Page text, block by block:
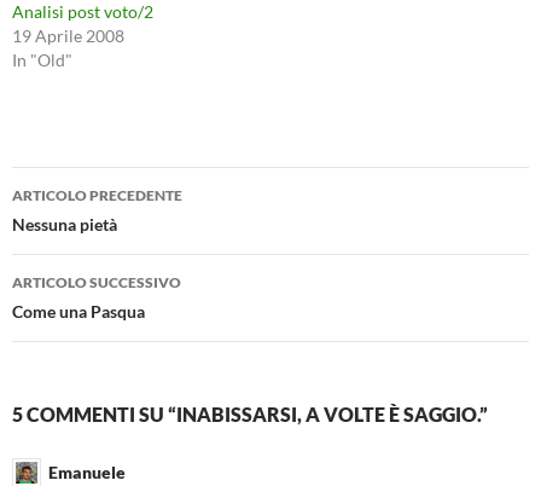
Analisi post voto/2
19 Aprile 2008
In "Old"
Navigazione
articolo
ARTICOLO PRECEDENTE
Nessuna pietà
ARTICOLO SUCCESSIVO
Come una Pasqua
5 COMMENTI SU “INABISSARSI, A VOLTE È SAGGIO.”
Emanuele